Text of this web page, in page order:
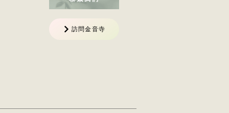
訪問金音寺